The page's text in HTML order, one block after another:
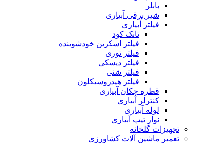
بابلر
شیر برقی آبیاری
فیلتر آبیاری
تانک کود
فیلتر اسکرین خودشوینده
فیلتر توری
فیلتر دیسکی
فیلتر شنی
فیلتر هیدروسیکلون
قطره چکان آبیاری
کنترلر آبیاری
لوله آبیاری
نوار تیپ آبیاری
تجهیزات گلخانه
تعمیر ماشین آلات کشاورزی